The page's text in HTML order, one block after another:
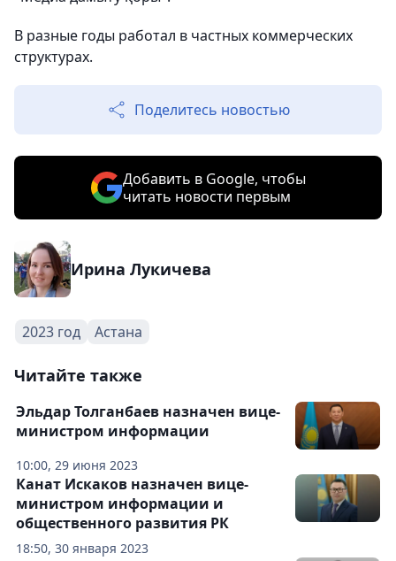
В разные годы работал в частных коммерческих
структурах.
Поделитесь новостью
Добавить в Google, чтобы
читать новости первым
Ирина Лукичева
2023 год Астана
Читайте также
10:00, 29 июня 2023
Эльдар Толганбаев назначен вице-
министром информации
18:50, 30 января 2023
Канат Искаков назначен вице-
министром информации и
общественного развития РК